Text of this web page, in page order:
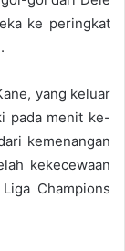
ke peringkat
yang keluar
pada menit ke-
kemenangan
kekecewaan
Champions